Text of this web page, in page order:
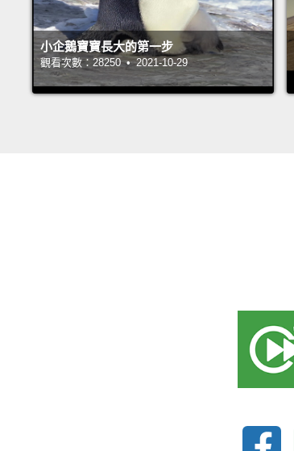
小企鵝寶寶長大的第一步
觀看次數：28250 • 2021-10-29